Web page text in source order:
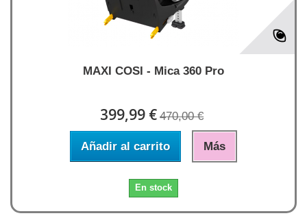
MAXI COSI - Mica 360 Pro
399,99 € 470,00 €
Añadir al carrito Más
En stock